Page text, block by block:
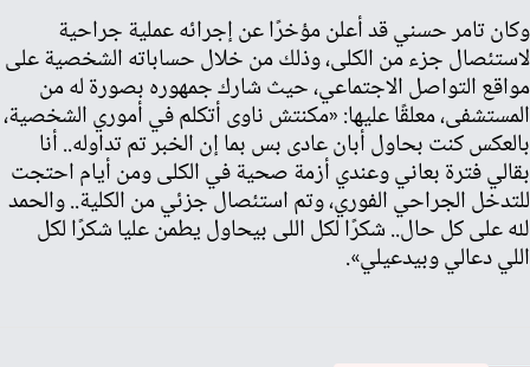
وكان تامر حسني قد أعلن مؤخرًا عن إجرائه عملية جراحية
لاستئصال جزء من الكلى، وذلك من خلال حساباته الشخصية على
مواقع التواصل الاجتماعي، حيث شارك جمهوره بصورة له من
المستشفى، معلقًا عليها: «مكنتش ناوى أتكلم في أموري الشخصية،
بالعكس كنت بحاول أبان عادى بس بما إن الخبر تم تداوله.. أنا
بقالي فترة بعاني وعندي أزمة صحية في الكلى ومن أيام احتجت
للتدخل الجراحي الفوري، وتم استئصال جزئي من الكلية.. والحمد
لله على كل حال.. شكرًا لكل اللى بيحاول يطمن عليا شكرًا لكل
اللي دعالي وبيدعيلي»
.